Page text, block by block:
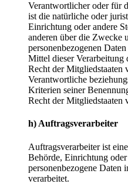
Verantwortlicher oder für
ist die natürliche oder
Einrichtung oder andere
anderen über die Zwecke
personenbezogenen
Mittel dieser Verarbeitung
Recht der Mitgliedstaaten
Verantwortliche
Kriterien seiner
Recht der Mitgliedstaaten
h) Auftragsverarbeiter
Auftragsverarbeiter ist
Behörde, Einrichtung
personenbezogene Daten
verarbeitet.